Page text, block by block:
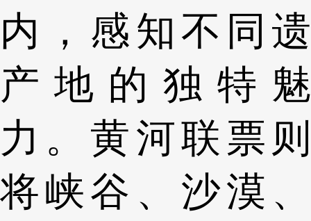
内，感知不同遗
产地的独特魅
力。黄河联票则
将峡谷、沙漠、